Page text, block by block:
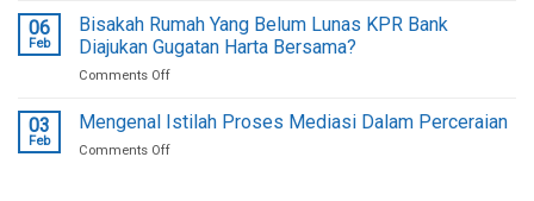
Akta
Cerai
Hukum
Harta
Bersama
Belum
Dibagi
06
Feb
Bisakah Rumah Yang Belum Lunas KPR Bank
Diajukan Gugatan Harta Bersama?
Comments Offon
Rumah
03
Feb
Mengenal Istilah Proses Mediasi Dalam Perceraian
Comments Offon